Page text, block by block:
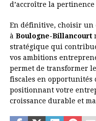
d’accroître la pertinence
En définitive, choisir un
à Boulogne-Billancourt
stratégique qui
vos ambitions
permet de transformer
fiscales en opportunités
positionnant votre
croissance durable et